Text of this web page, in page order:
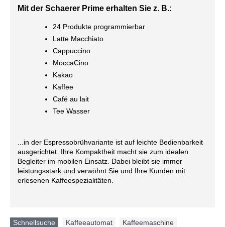
Mit der Schaerer Prime erhalten Sie z. B.:
24 Produkte programmierbar
Latte Macchiato
Cappuccino
MoccaCino
Kakao
Kaffee
Café au lait
Tee Wasser
...in der Espressobrühvariante ist auf leichte Bedienbarkeit
ausgerichtet. Ihre Kompaktheit macht sie zum idealen
Begleiter im mobilen Einsatz. Dabei bleibt sie immer
leistungsstark und verwöhnt Sie und Ihre Kunden mit
erlesenen Kaffeespezialitäten.
Schnellsuche Kaffeeautomat Kaffeemaschine